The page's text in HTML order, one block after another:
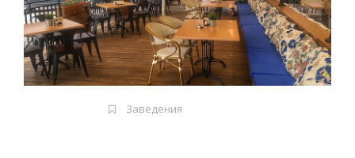
Заведения